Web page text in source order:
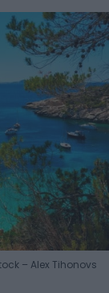
– Alex Tihonovs